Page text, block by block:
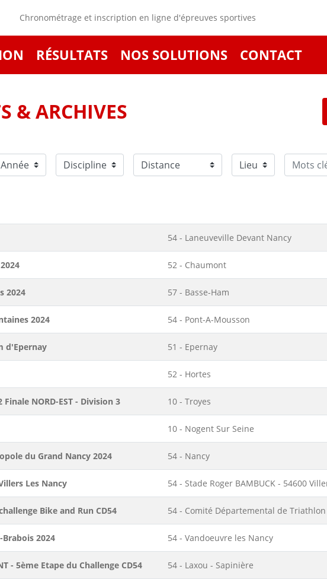
Chronométrage et inscription en ligne d'épreuves sportives
RÉSULTATS NOS SOLUTIONS CONTACT
& ARCHIVES
54 - Laneuveville Devant Nancy
52 - Chaumont
2024 57 - Basse-Ham
2024 54 - Pont-A-Mousson
d'Epernay 51 - Epernay
52 - Hortes
NORD-EST - Division 3 10 - Troyes
10 - Nogent Sur Seine
du Grand Nancy 2024 54 - Nancy
Les Nancy 54 - Stade Roger BAMBUCK - 54600
Bike and Run CD54 54 - Comité Départemental de Triathlon
2024 54 - Vandoeuvre les Nancy
- 5ème Etape du Challenge CD54 54 - Laxou - Sapinière